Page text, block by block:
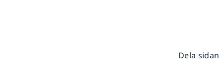
Dela sidan